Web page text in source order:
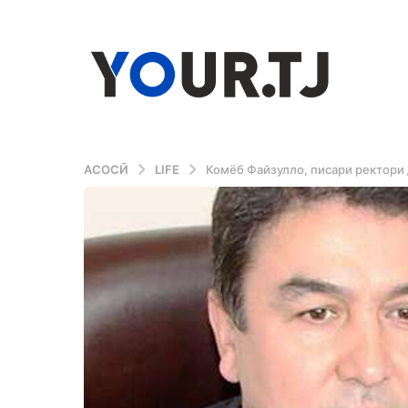
АСОСӢ LIFE Комёб Файзулло, писари